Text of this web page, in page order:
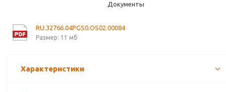
Документы
RU.32766.04PGS0.OS02.00084
Размер: 11 мб
Характеристики